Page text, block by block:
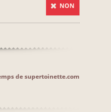
NON
de supertoinette.com